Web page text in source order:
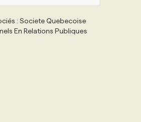
: Societe Quebecoise
En Relations Publiques